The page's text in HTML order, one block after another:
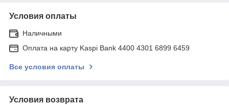
Условия оплаты
Наличными
Оплата на карту Kaspi Bank 4400 4301 6899 6459
Все условия оплаты
Условия возврата